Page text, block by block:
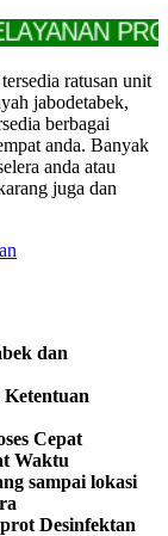
ratusan unit
jabodetabek,
berbagai
anda. Banyak
anda atau
juga dan
dan
Cepat
Waktu
sampai lokasi
Desinfektan